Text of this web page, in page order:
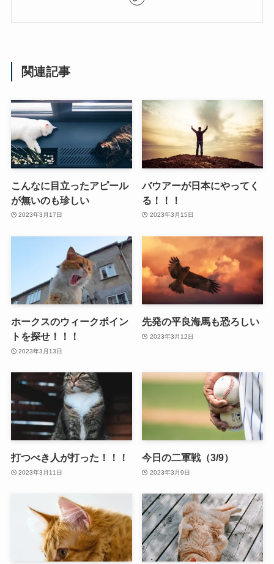
関連記事
こんなに目立ったアピール
が無いのも珍しい
2023年3月17日
バウアーが日本にやってく
る！！！
2023年3月15日
ホークスのウィークポイン
トを探せ！！！
2023年3月13日
先発の平良海馬も恐ろしい
2023年3月12日
打つべき人が打った！！！
2023年3月11日
今日の二軍戦（3/9）
2023年3月9日